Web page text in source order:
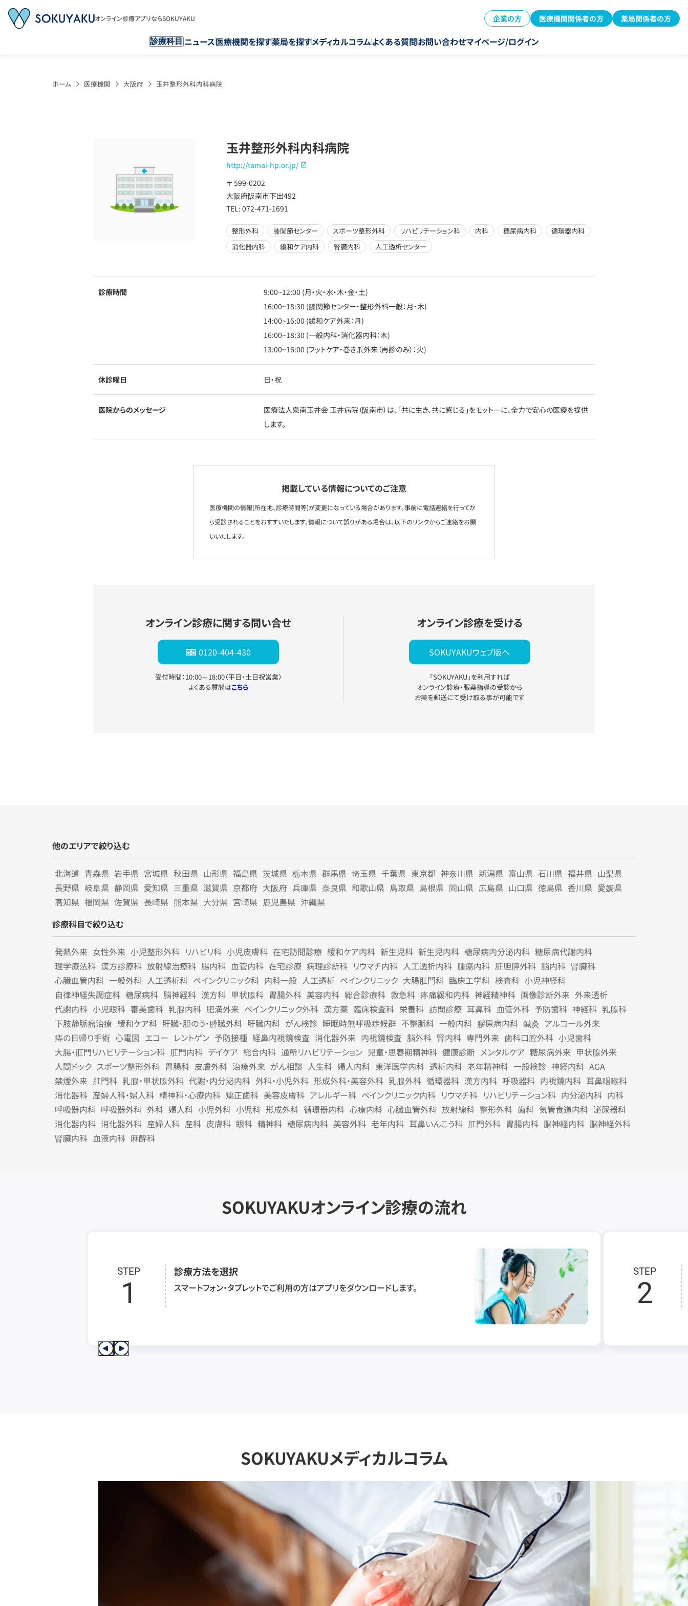
オンライン診療アプリならSOKUYAKU 企業の方 医療機関関係者の方 薬局関係者の方
診療科目 ニュース医療機関を探す薬局を探すメディカルコラムよくある質問お問い合わせマイページ/ログイン
ホーム 医療機関 大阪府 玉井整形外科内科病院
玉井整形外科内科病院
http://tamai-hp.or.jp/
〒 599-0202
大阪府阪南市下出492
TEL: 072-471-1691
整形外科 膝関節センター スポーツ整形外科 リハビリテーション科 内科 糖尿病内科
循環器内科
消化器内科
緩和ケア内科 腎臓内科 人工透析センター
診療時間
9:00~12:00 (月・火・水・木・金・土)
16:00~18:30 (膝関節センター・整形外科一般：月・木)
14:00~16:00 (緩和ケア外来：月)
16:00~18:30 (一般内科・消化器内科：木)
13:00~16:00 (フットケア・巻き爪外来（再診のみ）：火)
休診曜日 日・祝
医院からのメッセージ
医療法人泉南玉井会 玉井病院（阪南市）は、「共に生き、共に感じる」をモットーに、全力で安心の医療を提供
します。
掲載している情報についてのご注意
医療機関の情報(所在地、診療時間等)が変更になっている場合があります。事前に電話連絡を行ってか
ら受診されることをおすすいたします。情報について誤りがある場合は、以下のリンクからご連絡をお願
いいたします。
オンライン診療に関する問い合せ
0120-404-430
受付時間：10:00～18:00（平日・土日祝営業）
よくある質問はこちら
オンライン診療を受ける
SOKUYAKUウェブ版へ
「SOKUYAKU」を利用すれば
オンライン診療・服薬指導の受診から
お薬を郵送にて受け取る事が可能です
他のエリアで絞り込む
北海道 青森県 岩手県 宮城県 秋田県 山形県 福島県 茨城県 栃木県 群馬県 埼玉県 千葉県 東京都 神奈川県 新潟県 富山県 石川県 福井県 山梨県
長野県 岐阜県 静岡県 愛知県 三重県 滋賀県 京都府 大阪府 兵庫県 奈良県 和歌山県 鳥取県 島根県 岡山県 広島県 山口県 徳島県 香川県 愛媛県
高知県 福岡県 佐賀県 長崎県 熊本県 大分県 宮崎県 鹿児島県 沖縄県
診療科目で絞り込む
発熱外来 女性外来 小児整形外科 リハビリ科 小児皮膚科 在宅訪問診療 緩和ケア内科 新生児科 新生児内科 糖尿病内分泌内科 糖尿病代謝内科
理学療法科 漢方診療科 放射線治療科 腸内科 血管内科 在宅診療 病理診断科 リウマチ内科 人工透析内科 腫瘍内科 肝胆膵外科 脳内科 腎臓科
心臓血管内科 一般外科 人工透析科 ペインクリニック科 内科一般 人工透析 ペインクリニック 大腸肛門科 臨床工学科 検査科 小児神経科
自律神経失調症科 糖尿病科 脳神経科 漢方科 甲状腺科 胃腸外科 美容内科 総合診療科 救急科 疼痛緩和内科 神経精神科 画像診断外来 外来透析
代謝内科 小児眼科 審美歯科 乳腺内科 肥満外来 ペインクリニック外科 漢方薬 臨床検査科 栄養科 訪問診療 耳鼻科 血管外科 予防歯科 神経科 乳腺科
下肢静脈瘤治療 緩和ケア科 肝臓・胆のう・膵臓外科 肝臓内科 がん検診 睡眠時無呼吸症候群 不整脈科 一般内科 膠原病内科 鍼灸 アルコール外来
痔の日帰り手術 心電図 エコー レントゲン 予防接種 経鼻内視鏡検査 消化器外来 内視鏡検査 脳外科 腎内科 専門外来 歯科口腔外科 小児歯科
大腸・肛門リハビリテーション科 肛門内科 デイケア 総合内科 通所リハビリテーション 児童・思春期精神科 健康診断 メンタルケア 糖尿病外来 甲状腺外来
人間ドック スポーツ整形外科 胃腸科 皮膚外科 治療外来 がん相談 人生科 婦人内科 東洋医学内科 透析内科 老年精神科 一般検診 神経内科 AGA
禁煙外来 肛門科 乳腺・甲状腺外科 代謝・内分泌内科 外科・小児外科 形成外科・美容外科 乳腺外科 循環器科 漢方内科 呼吸器科 内視鏡内科 耳鼻咽喉科
消化器科 産婦人科・婦人科 精神科・心療内科 矯正歯科 美容皮膚科 アレルギー科 ペインクリニック内科 リウマチ科 リハビリテーション科 内分泌内科 内科
呼吸器内科 呼吸器外科 外科 婦人科 小児外科 小児科 形成外科 循環器内科 心療内科 心臓血管外科 放射線科 整形外科 歯科 気管食道内科 泌尿器科
消化器内科 消化器外科 産婦人科 産科 皮膚科 眼科 精神科 糖尿病内科 美容外科 老年内科 耳鼻いんこう科 肛門外科 胃腸内科 脳神経内科 脳神経外科
腎臓内科 血液内科 麻酔科
SOKUYAKUオンライン診療の流れ
STEP
1
診療方法を選択
スマートフォン・タブレットでご利用の方はアプリをダウンロードします。
STEP
2
SOKUYAKUメディカルコラム